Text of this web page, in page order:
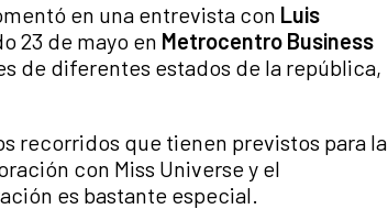
en una entrevista con Luis
23 de mayo en Metrocentro Business
de diferentes estados de la república,
recorridos que tienen previstos para la
con Miss Universe y el
es bastante especial.